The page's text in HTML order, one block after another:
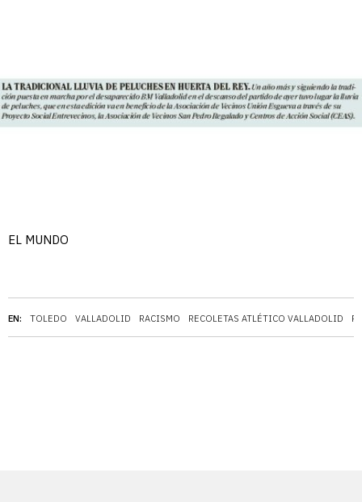
EN: TOLEDO VALLADOLID RACISMO RECOLETAS ATLÉTICO VALLADOLID
EL MUNDO